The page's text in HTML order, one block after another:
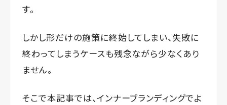
す。
しかし形だけの施策に終始してしまい、失敗に
終わってしまうケースも残念ながら少なくあり
ません。
そこで本記事では、インナーブランディングでよ